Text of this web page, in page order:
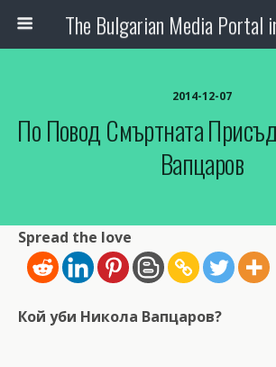
2014-12-07
По Повод Смъртната
Вапцаров
Spread the love
Кой уби Никола Вапцаров?